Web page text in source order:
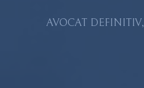
AVOCAT